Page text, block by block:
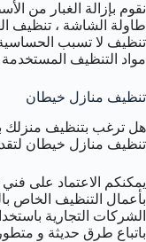
نقوم بإزالة الغبار من
طاولة الشاشة ، تنظيف
تنظيف لا تسبب
مواد التنظيف المستخدمة
تنظيف منازل خيطان
هل ترغب بتنظيف
تنظيف منازل خيطان
يمكنكم الاعتماد على
بأعمال التنظيف الخاص
الشركات التجارية
باتباع طرق حديثة و